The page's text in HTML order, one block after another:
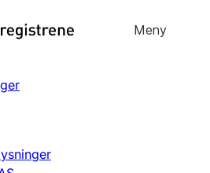
til
Meny